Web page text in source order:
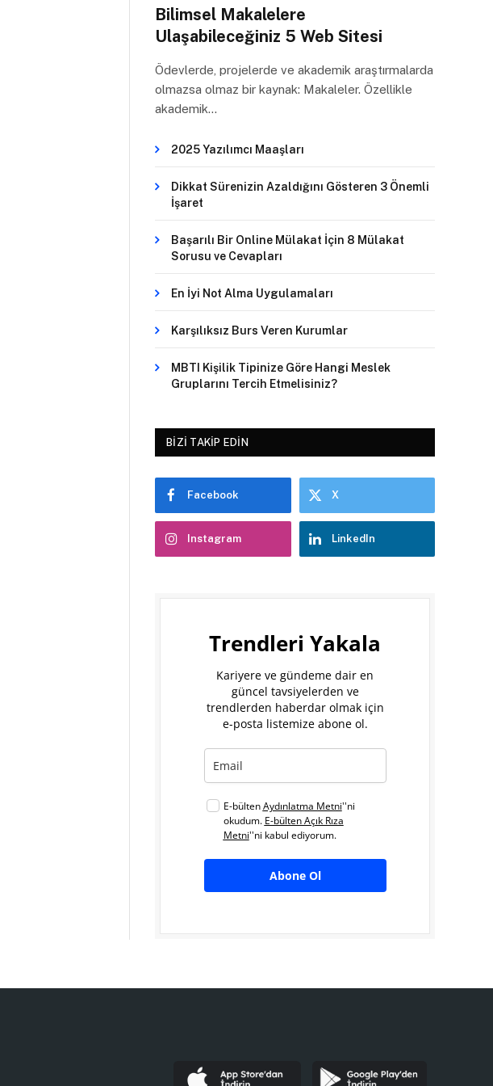
Bilimsel Makalelere
Ulaşabileceğiniz 5 Web Sitesi
Ödevlerde, projelerde ve akademik araştırmalarda
olmazsa olmaz bir kaynak: Makaleler. Özellikle
akademik…
2025 Yazılımcı Maaşları
Dikkat Sürenizin Azaldığını Gösteren 3 Önemli
İşaret
Başarılı Bir Online Mülakat İçin 8 Mülakat
Sorusu ve Cevapları
En İyi Not Alma Uygulamaları
Karşılıksız Burs Veren Kurumlar
MBTI Kişilik Tipinize Göre Hangi Meslek
Gruplarını Tercih Etmelisiniz?
BIZI TAKIP EDIN
Facebook X
Instagram LinkedIn
Trendleri Yakala
Kariyere ve gündeme dair en
güncel tavsiyelerden ve
trendlerden haberdar olmak için
e-posta listemize abone ol.
E-bültenAydınlatma Metni''ni
okudum. E-bülten Açık Rıza
Metni''ni kabul ediyorum.
Abone Ol